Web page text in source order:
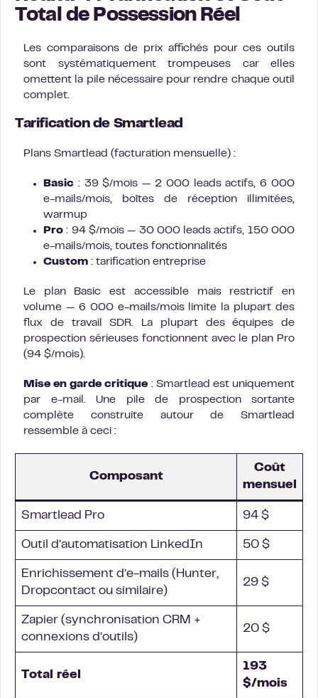
Total de Possession Réel
Les comparaisons de prix affichés pour ces outils
sont systématiquement trompeuses car elles
omettent la pile nécessaire pour rendre chaque outil
complet.
Tarification de Smartlead
Plans Smartlead (facturation mensuelle) :
Basic : 39 $/mois — 2 000 leads actifs, 6 000
e-mails/mois, boîtes de réception illimitées,
warmup
Pro : 94 $/mois — 30 000 leads actifs, 150 000
e-mails/mois, toutes fonctionnalités
Custom : tarification entreprise
Le plan Basic est accessible mais restrictif en
volume — 6 000 e-mails/mois limite la plupart des
flux de travail SDR. La plupart des équipes de
prospection sérieuses fonctionnent avec le plan Pro
(94 $/mois).
Mise en garde critique : Smartlead est uniquement
par e-mail. Une pile de prospection sortante
complète construite autour de Smartlead
ressemble à ceci :
Composant
Coût
mensuel
Smartlead Pro 94 $
Outil d’automatisation LinkedIn 50 $
Enrichissement d’e-mails (Hunter,
Dropcontact ou similaire)
29 $
Zapier (synchronisation CRM +
connexions d’outils)
20 $
Total réel
193
$/mois